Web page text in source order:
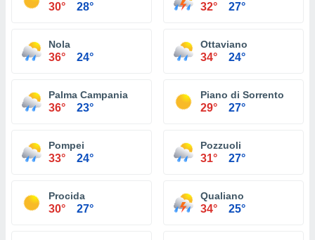
30° 28° 32° 27°
Nola
36° 24°
Ottaviano
34° 24°
Palma Campania
36° 23°
Piano di Sorrento
29° 27°
Pompei
33° 24°
Pozzuoli
31° 27°
Procida
30° 27°
Qualiano
34° 25°